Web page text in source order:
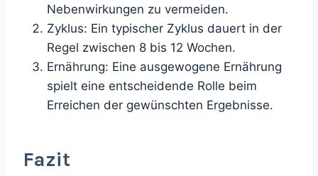
Nebenwirkungen zu vermeiden.
Zyklus: Ein typischer Zyklus dauert in der
Regel zwischen 8 bis 12 Wochen.
Ernährung: Eine ausgewogene Ernährung
spielt eine entscheidende Rolle beim
Erreichen der gewünschten Ergebnisse.
Fazit